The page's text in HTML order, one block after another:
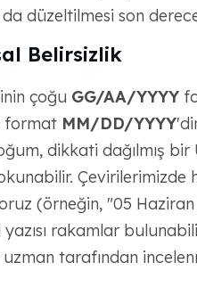
düzeltilmesi son
Belirsizlik
çoğu GG/AA/YYYY
format MM/DD/YYYY
dikkati dağılmış bir
(örneğin, "05
rakamlar
tarafından